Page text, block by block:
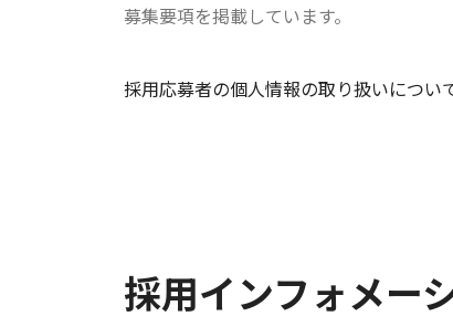
募集要項を掲載しています。
採用応募者の個人情報の取り扱いについ
採用インフォメー